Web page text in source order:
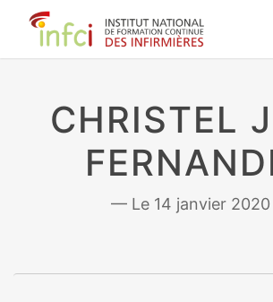
CHRISTEL
14 janvier 2020